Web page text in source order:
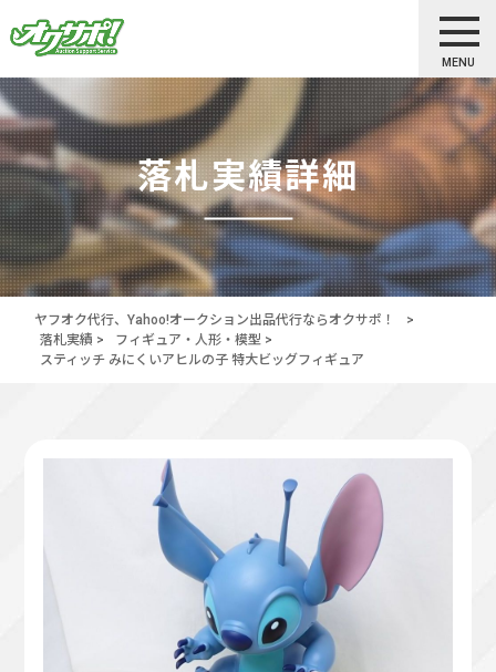
MENU
落札実績詳細
ヤフオク代行、Yahoo!オークション出品代行ならオクサポ！
>
落札実績 > フィギュア・人形・模型 >
スティッチ みにくいアヒルの子 特大ビッグフィギュア